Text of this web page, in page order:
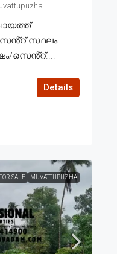
സ്ഥലം
സെൻ്റ്....
Details
FOR SALE MUVATTUPUZHA